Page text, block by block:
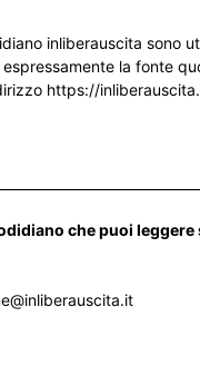
inliberauscita sono
la fonte
https://
che puoi leggere